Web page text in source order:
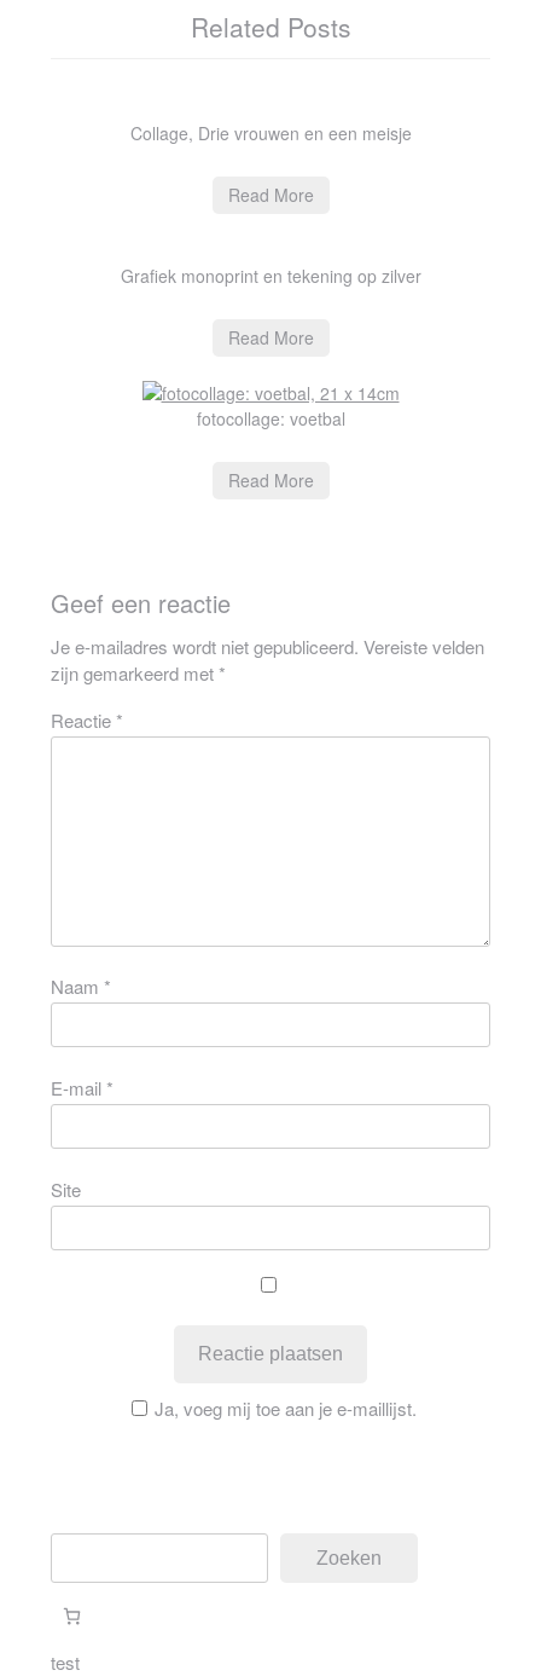
Related Posts
Collage, Drie vrouwen en een meisje
Read More
Grafiek monoprint en tekening op zilver
Read More
fotocollage: voetbal
Read More
Geef een reactie
Je e-mailadres wordt niet gepubliceerd. Vereiste velden
zijn gemarkeerd met*
Reactie*
Naam*
E-mail*
Site
Ja, voeg mij toe aan je e-maillijst.
Zoeken
test